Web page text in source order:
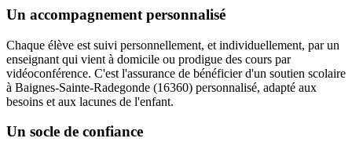
Un accompagnement personnalisé
Chaque élève est suivi personnellement, et individuellement, par un
enseignant qui vient à domicile ou prodigue des cours par
vidéoconférence. C'est l'assurance de bénéficier d'un soutien scolaire
à Baignes-Sainte-Radegonde (16360) personnalisé, adapté aux
besoins et aux lacunes de l'enfant.
Un socle de confiance